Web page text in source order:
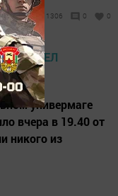
1306 0 0
универмаге
вчера в 19.40 от
никого из